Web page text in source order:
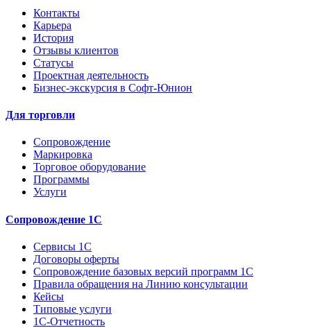
Контакты
Карьера
История
Отзывы клиентов
Статусы
Проектная деятельность
Бизнес-экскурсия в Софт-Юнион
Для торговли
Сопровождение
Маркировка
Торговое оборудование
Программы
Услуги
Сопровождение 1С
Сервисы 1С
Договоры оферты
Сопровождение базовых версий программ 1С
Правила обращения на Линию консультации
Кейсы
Типовые услуги
1С-Отчетность